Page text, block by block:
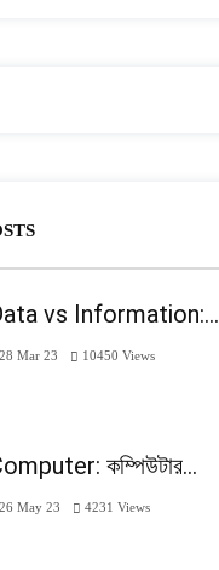
vs Information:…
28 Mar 23 10450 Views
কম্পিউটার…
26 May 23 4231 Views